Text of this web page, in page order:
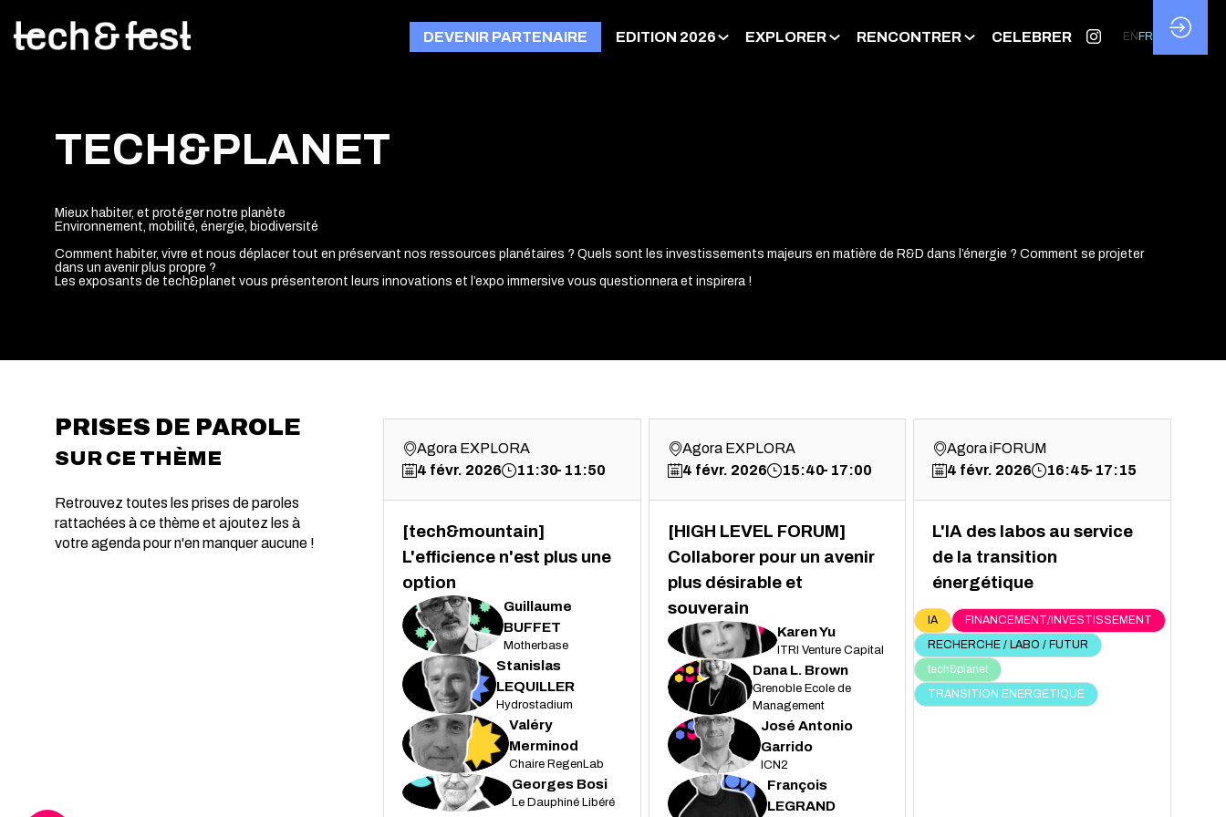
DEVENIR PARTENAIRE EDITION 2026 EXPLORER RENCONTRER CELEBRER EN FR
TECH&PLANET
Mieux habiter, et protéger notre planète
Environnement, mobilité, énergie, biodiversité
Comment habiter, vivre et nous déplacer tout en préservant nos ressources planétaires ? Quels sont les investissements majeurs en matière de R&D dans l’énergie ? Comment se projeter
dans un avenir plus propre ?
SUR CE THÈME
PRISES DE PAROLE
Retrouvez toutes les prises de paroles
rattachées à ce thème et ajoutez les à
votre agenda pour n'en manquer aucune !
Agora EXPLORA
4 févr. 2026
11:30 11:50
[tech&mountain]
L'efficience n'est plus une
option
GB
Guillaume
BUFFET
Motherbase
SL
Stanislas
LEQUILLER
Hydrostadium
VM
Valéry
Merminod
Chaire RegenLab
GB Georges Bosi
Le Dauphiné Libéré
Agora EXPLORA
4 févr. 2026
15:40 17:00
[HIGH LEVEL FORUM]
Collaborer pour un avenir
plus désirable et
souverain
KY KarenYu
ITRI Venture Capital
DLB
Dana L. Brown
Grenoble Ecole de
Management
JAG
José Antonio
Garrido
ICN2
François
LEGRAND
Agora iFORUM
4 févr. 2026
16:45 17:15
L'IA des labos au service
de la transition
énergétique
IA
FINANCEMENT/INVESTISSEMENT
RECHERCHE / LABO / FUTUR
tech&planet
TRANSITION ENERGETIQUE